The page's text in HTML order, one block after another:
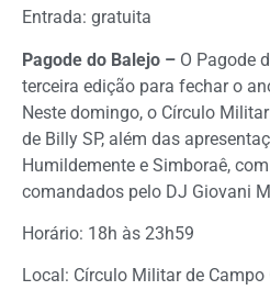
Entrada: gratuita
Pagode do Balejo – O Pagode
terceira edição para fechar o
Neste domingo, o Círculo
de Billy SP, além das
Humildemente e Simboraê,
comandados pelo DJ Giovani
Horário: 18h às 23h59
Local: Círculo Militar de